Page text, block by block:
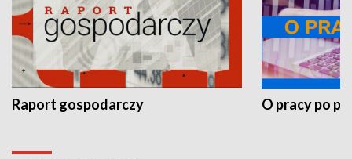
Raport gospodarczy O pracy po